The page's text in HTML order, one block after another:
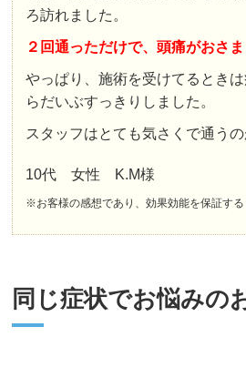
ろ訪れました。
２回通っただけで、頭痛がおさま
やっぱり、施術を受けてるとき
らだいぶすっきりしました。
スタッフはとても気さくで通うの
10代 女性 K.M様
※お客様の感想であり、効果効能を保証する
同じ症状でお悩みの